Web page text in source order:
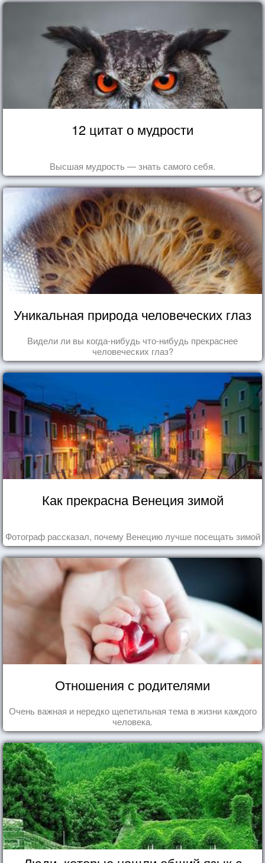
12 цитат о мудрости
Высшая мудрость — знать самого себя.
Уникальная природа человеческих глаз
Видели ли вы когда-нибудь что-нибудь прекраснее
человеческих глаз?
Как прекрасна Венеция зимой
Фотограф рассказал, почему Венецию лучше посещать зимой
Отношения с родителями
Очень важная и нередко щепетильная тема в жизни каждого
человека.